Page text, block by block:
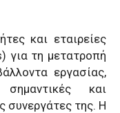
και εταιρείες
για τη μετατροπή
εργασίας,
σημαντικές και
συνεργάτες της. Η